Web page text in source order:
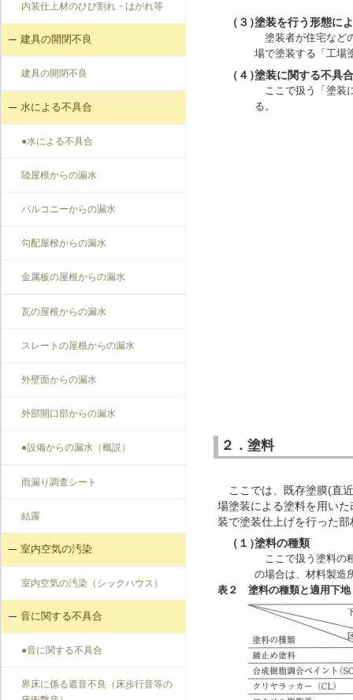
内装仕上材のひび割れ・はがれ等
建具の開閉不良
建具の開閉不良
水による不具合
●水による不具合
陸屋根からの漏水
バルコニーからの漏水
勾配屋根からの漏水
金属板の屋根からの漏水
瓦の屋根からの漏水
スレートの屋根からの漏水
外壁面からの漏水
外部開口部からの漏水
●設備からの漏水（概説）
雨漏り調査シート
結露
室内空気の汚染
室内空気の汚染（シックハウス）
音に関する不具合
●音に関する不具合
界床に係る遮音不良（床歩行音等の
（３）塗装を行う形態に
塗装者が住宅など
場で塗装する「工場
（４）塗装に関する不具合
ここで扱う「塗装
る。
２．塗料
ここでは、既存塗膜(直
場塗装による塗料を用い
装で塗装仕上げを行った
（１）塗料の種類
ここで扱う塗料の
の場合は、材料製造
表２ 塗料の種類と適用下地